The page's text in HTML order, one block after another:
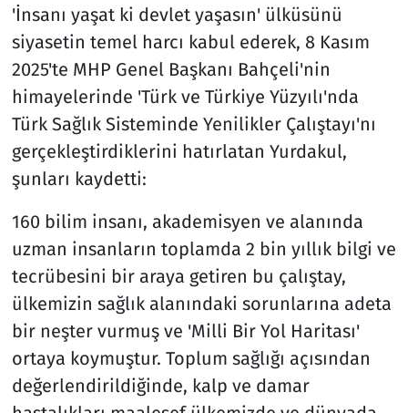
'İnsanı yaşat ki devlet yaşasın' ülküsünü
siyasetin temel harcı kabul ederek, 8 Kasım
2025'te MHP Genel Başkanı Bahçeli'nin
himayelerinde 'Türk ve Türkiye Yüzyılı'nda
Türk Sağlık Sisteminde Yenilikler Çalıştayı'nı
gerçekleştirdiklerini hatırlatan Yurdakul,
şunları kaydetti:
160 bilim insanı, akademisyen ve alanında
uzman insanların toplamda 2 bin yıllık bilgi ve
tecrübesini bir araya getiren bu çalıştay,
ülkemizin sağlık alanındaki sorunlarına adeta
bir neşter vurmuş ve 'Milli Bir Yol Haritası'
ortaya koymuştur. Toplum sağlığı açısından
değerlendirildiğinde, kalp ve damar